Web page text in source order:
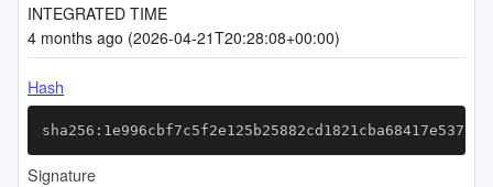
INTEGRATED TIME
4 months ago (2026-04-21T20:28:08+00:00)
Hash
Signature